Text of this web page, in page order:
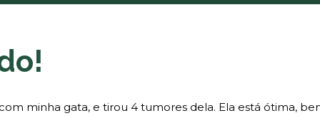
minha gata, e tirou 4 tumores dela. Ela está ótima,